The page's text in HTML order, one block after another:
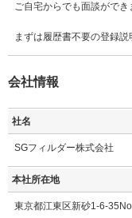
ご自宅からでも面談ができ
まずは履歴書不要の登録
会社情報
社名
SGフィルダー株式会社
本社所在地
東京都江東区新砂1-6-